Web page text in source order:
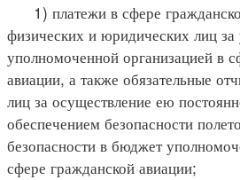
1) платежи в сфере
физических и юридических лиц
уполномоченной организацией в
авиации, а также обязательные
лиц за осуществление ею
обеспечением безопасности
безопасности в бюджет
сфере гражданской авиации;